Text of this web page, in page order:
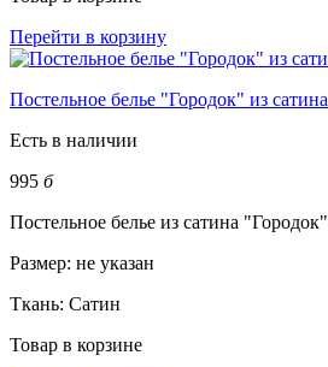
Перейти в корзину
Постельное белье "Городок" из сатина
Есть в наличии
995 б
Постельное белье из сатина "Городок"
Размер: не указан
Ткань: Сатин
Товар в корзине